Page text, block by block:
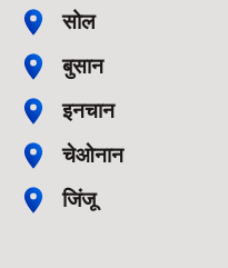
सोल
बुसान
इनचान
चेओनान
जिंजू